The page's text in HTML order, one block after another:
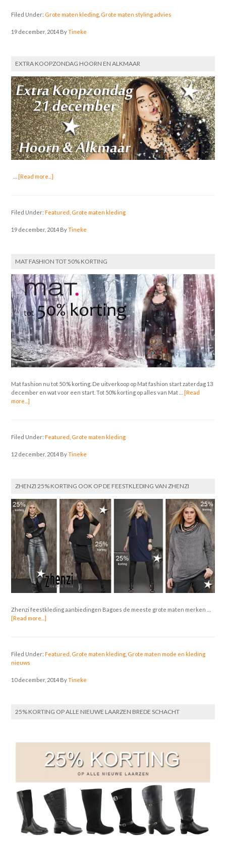
Filed Under: Grote maten kleding Grote maten styling advies
19 december, 2014 ByTineke
EXTRA KOOPZONDAG HOORN EN ALKMAAR
…[Read more...]
Filed Under:Featured Grote maten kleding
19 december, 2014 ByTineke
MAT FASHION TOT 50% KORTING
Mat fashion nu tot 50 % korting. De uitverkoop op Mat fashion start zaterdag 13
december en wat voor een start. Tot 50% korting op alles van Mat …[Read
more...]
Filed Under:Featured Grote maten kleding
12 december, 2014 ByTineke
ZHENZI 25% KORTING OOK OP DE FEESTKLEDING VAN ZHENZI
Zhenzi feestkleding aanbiedingen Bagoes de meeste grote maten merken …
[Read more...]
Filed Under:Featured Grote maten kleding Grote maten mode en kleding
nieuws
10 december, 2014 ByTineke
25% KORTING OP ALLE NIEUWE LAARZEN BREDE SCHACHT